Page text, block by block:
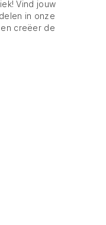
Vind jouw
in onze
creëer de